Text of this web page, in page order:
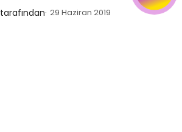
tarafından 29 Haziran 2019